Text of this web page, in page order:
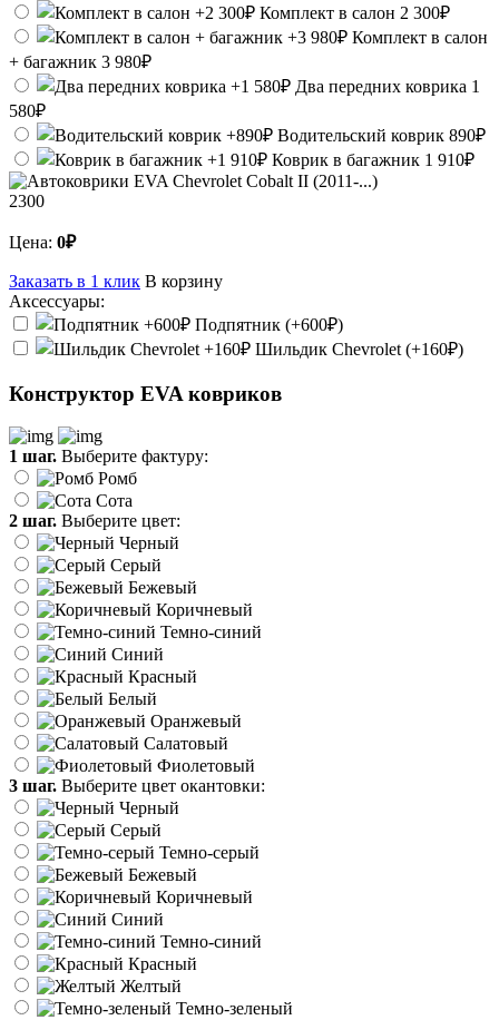
Комплект в салон 2 300₽
Комплект в салон
+ багажник 3 980₽
Два передних коврика 1
580₽
Водительский коврик 890₽
Коврик в багажник 1 910₽
2300
Цена: 0₽
Заказать в 1 клик В корзину
Аксессуары:
Подпятник (+600₽)
Шильдик Chevrolet (+160₽)
Конструктор EVA ковриков
1 шаг. Выберите фактуру:
Ромб
Сота
2 шаг. Выберите цвет:
Черный
Серый
Бежевый
Коричневый
Темно-синий
Синий
Красный
Белый
Оранжевый
Салатовый
Фиолетовый
3 шаг. Выберите цвет окантовки:
Черный
Серый
Темно-серый
Бежевый
Коричневый
Синий
Темно-синий
Красный
Желтый
Темно-зеленый